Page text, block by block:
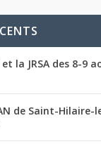
la JRSA des 8-9
de Saint-Hilaire-